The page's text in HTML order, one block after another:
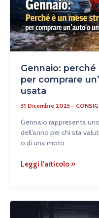
Gennaio:
per comprare
usata
31 Dicembre 2025 -
Gennaio rappresenta
dell’anno per chi sta
o di una moto
un’auto
o
una
moto
usata
Leggi l'articolo »